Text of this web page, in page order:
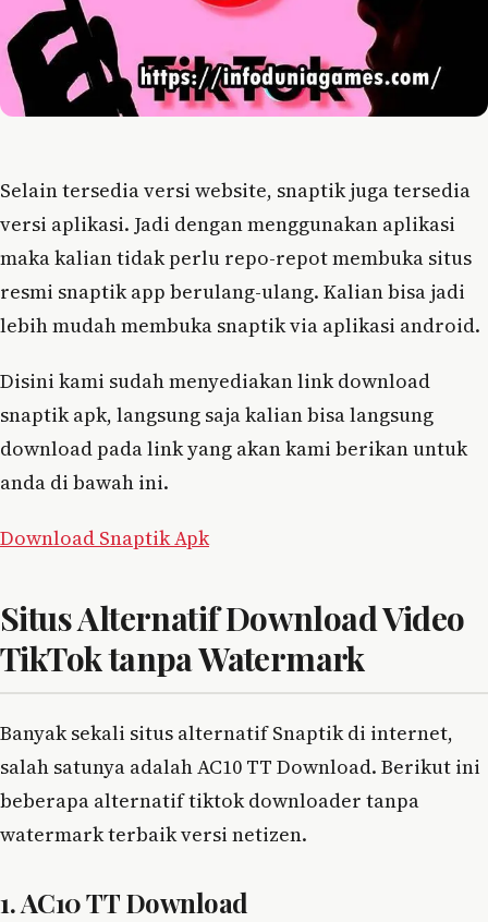
Selain tersedia versi website, snaptik juga tersedia
versi aplikasi. Jadi dengan menggunakan aplikasi
maka kalian tidak perlu repo-repot membuka situs
resmi snaptik app berulang-ulang. Kalian bisa jadi
lebih mudah membuka snaptik via aplikasi android.
Disini kami sudah menyediakan link download
snaptik apk, langsung saja kalian bisa langsung
download pada link yang akan kami berikan untuk
anda di bawah ini.
Download Snaptik Apk
Situs Alternatif Download Video
TikTok tanpa Watermark
Banyak sekali situs alternatif Snaptik di internet,
salah satunya adalah AC10 TT Download. Berikut ini
beberapa alternatif tiktok downloader tanpa
watermark terbaik versi netizen.
1. AC10 TT Download